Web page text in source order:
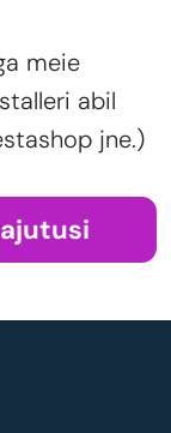
meie
abil
jne.)